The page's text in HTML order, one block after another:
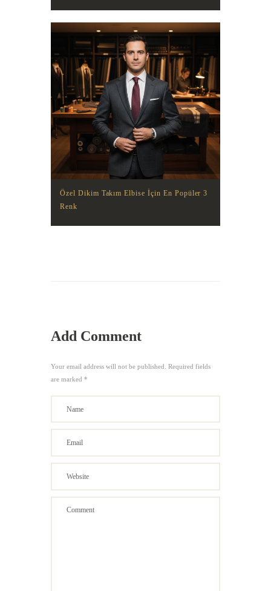
Özel Dikim Takım Elbise İçin En Popüler 3
Renk
Add Comment
Your email address will not be published. Required fields
are marked *